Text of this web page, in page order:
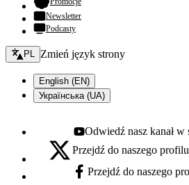
Newsletter
Podcasty
Zmień język - bieżący:
PL Zmień język strony
English (EN)
Українська (UA)
Youtube - otwiera się w nowej
Odwiedź nasz kanał w
X - otwiera się w nowej karcie
Przejdź do naszego
Facebook - otwiera się w nowej
Przejdź do naszego